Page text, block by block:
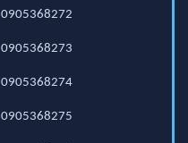
0905368272
0905368273
0905368274
0905368275